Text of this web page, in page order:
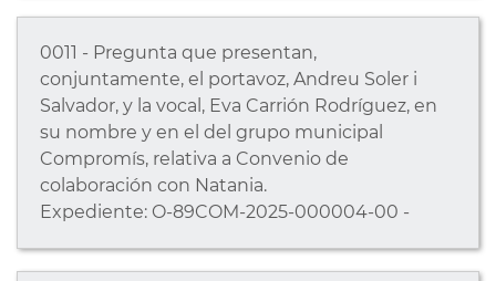
0011 - Pregunta que presentan,
conjuntamente, el portavoz, Andreu Soler i
Salvador, y la vocal, Eva Carrión Rodríguez, en
su nombre y en el del grupo municipal
Compromís, relativa a Convenio de
colaboración con Natania.
Expediente: O-89COM-2025-000004-00 -